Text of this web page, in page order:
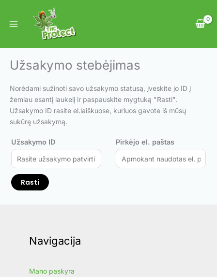
turinio
Užsakymo stebėjimas
Norėdami sužinoti savo užsakymo statusą, įveskite jo ID į
žemiau esantį laukelį ir paspauskite mygtuką "Rasti".
Užsakymo ID rasite el.laiškuose, kuriuos gavote iš mūsų
sukūrę užsakymą.
Užsakymo ID Pirkėjo el. paštas
Rasti
Navigacija
Mano paskyra